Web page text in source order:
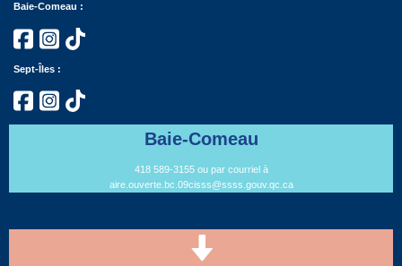
Baie-Comeau :
Sept-Îles :
Baie-Comeau
418 589-3155 ou par courriel à
aire.ouverte.bc.09cisss@ssss.gouv.qc.ca